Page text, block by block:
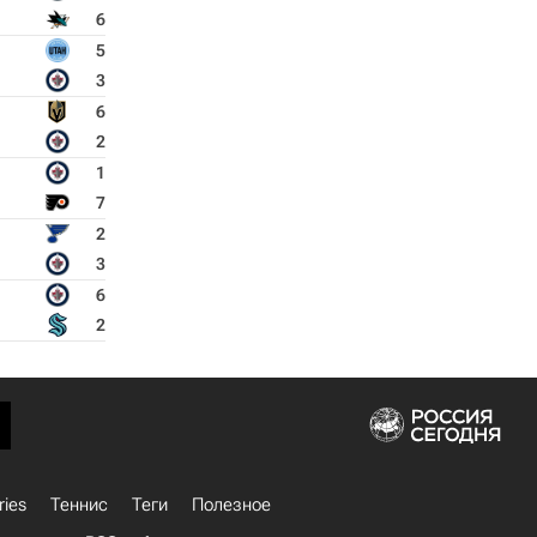
6
5
3
6
2
1
7
2
3
6
2
Теннис Теги
Полезное